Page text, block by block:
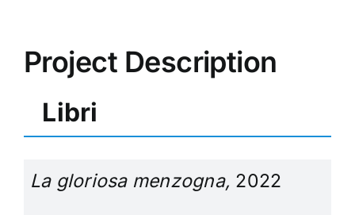
Project Description
Libri
La gloriosa menzogna, 2022